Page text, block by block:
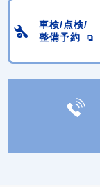
車検/点検/
整備予約